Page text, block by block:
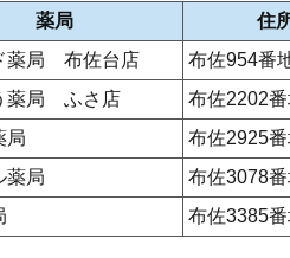
薬局 住
薬局 布佐台店
布佐954番
薬局 ふさ店
布佐2202
局
布佐2925
薬局
布佐3078
布佐3385